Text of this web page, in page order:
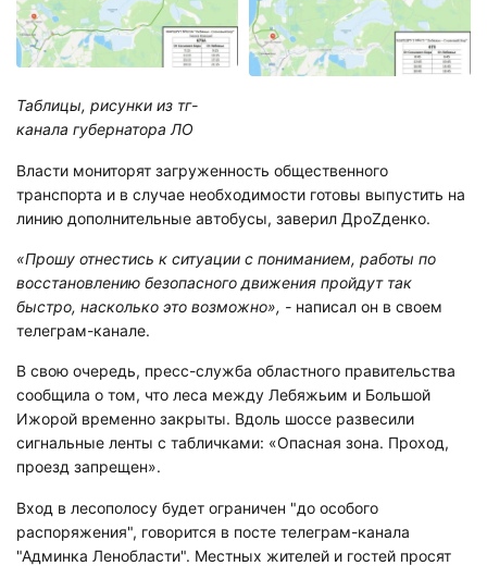
Таблицы, рисунки из тг-
канала губернатора ЛО
Власти мониторят загруженность общественного
транспорта и в случае необходимости готовы выпустить на
линию дополнительные автобусы, заверил ДроZденко.
«Прошу отнестись к ситуации с пониманием, работы по
восстановлению безопасного движения пройдут так
быстро, насколько это возможно», - написал он в своем
телеграм-канале.
В свою очередь, пресс-служба областного правительства
сообщила о том, что леса между Лебяжьим и Большой
Ижорой временно закрыты. Вдоль шоссе развесили
сигнальные ленты с табличками: «Опасная зона. Проход,
проезд запрещен».
Вход в лесополосу будет ограничен "до особого
распоряжения", говорится в посте телеграм-канала
"Админка Ленобласти". Местных жителей и гостей просят